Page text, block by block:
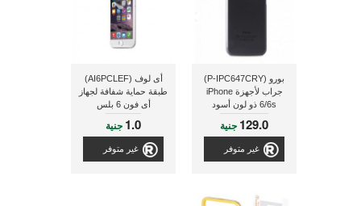
بورو (P-IPC647CRY)
جراب لأجهزة iPhone
6/6s ذو لون أسود
129.0 جنية
غير متوفر
أى لوف (AI6PCLEF)
طبقة حماية شفافة لجهاز
أى فون 6 بلس
1.0 جنية
غير متوفر